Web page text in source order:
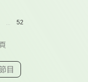
... 52
單集
目